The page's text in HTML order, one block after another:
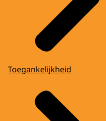
Toegankelijkheid